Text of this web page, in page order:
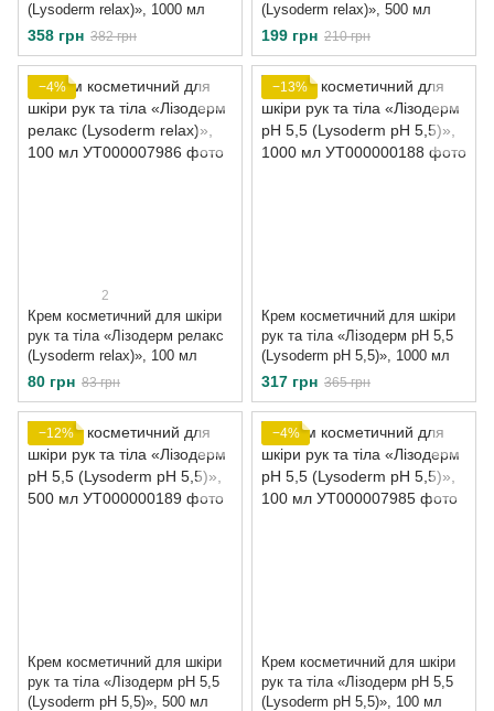
(Lysoderm relax)», 1000 мл
358 грн 382 грн
(Lysoderm relax)», 500 мл
199 грн 210 грн
−4%
2
Крем косметичний для шкіри
рук та тіла «Лізодерм релакс
(Lysoderm relax)», 100 мл
80 грн 83 грн
−13%
Крем косметичний для шкіри
рук та тіла «Лізодерм рН 5,5
(Lysoderm pН 5,5)», 1000 мл
317 грн 365 грн
−12%
Крем косметичний для шкіри
рук та тіла «Лізодерм рН 5,5
(Lysoderm pН 5,5)», 500 мл
−4%
Крем косметичний для шкіри
рук та тіла «Лізодерм рН 5,5
(Lysoderm pН 5,5)», 100 мл